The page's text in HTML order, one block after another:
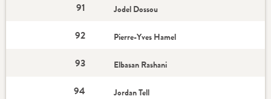
91 Jodel Dossou
92 Pierre-Yves Hamel
93 Elbasan Rashani
94 Jordan Tell